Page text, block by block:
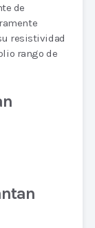
de
resistividad
rango de